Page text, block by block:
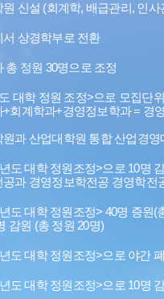
신설 (회계학, 배급관리, 인
서 상경학부로 전환
총 정원 30명으로 조정
대학 정원 조정>으로 모집단
+회계학과+경영정보학과 = 경
원과 산업대학원 통합 산업경영
도 대학 정원조정>으로 10명
공과 경영정보학전공 경영학전
도 대학 정원조정> 40명 증원(
감원 (총 정원 20명)
도 대학 정원조정>으로 야간
도 대학 정원조정>으로 10명